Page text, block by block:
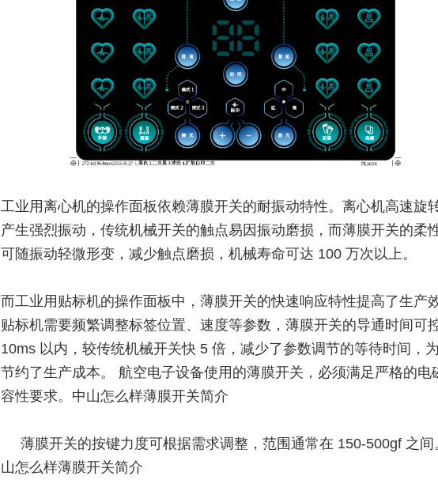
工业用离心机的操作面板依赖薄膜开关的耐振动特性。离心机高速旋
产生强烈振动，传统机械开关的触点易因振动磨损，而薄膜开关的柔
可随振动轻微形变，减少触点磨损，机械寿命可达 100 万次以上。
而工业用贴标机的操作面板中，薄膜开关的快速响应特性提高了生产效
贴标机需要频繁调整标签位置、速度等参数，薄膜开关的导通时间可
10ms 以内，较传统机械开关快 5 倍，减少了参数调节的等待时间，
节约了生产成本。 航空电子设备使用的薄膜开关，必须满足严格的电
容性要求。中山怎么样薄膜开关简介
薄膜开关的按键力度可根据需求调整，范围通常在 150-500gf 之间
山怎么样薄膜开关简介